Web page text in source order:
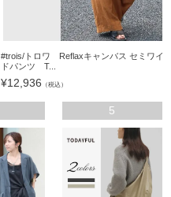
#trois/トロワ Reflaxキャンバス セミワイ
ドパンツ T...
¥12,936 （税込）
5